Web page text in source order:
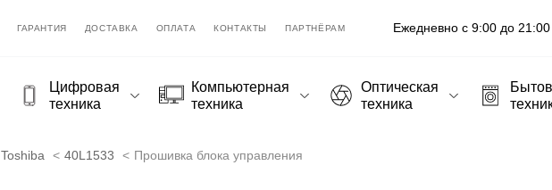
ГАРАНТИЯ ДОСТАВКА ОПЛАТА КОНТАКТЫ ПАРТНЁРАМ Ежедневно с 9:00 до 21:00
Цифровая
техника
Компьютерная
техника
Оптическая
техника
Toshiba 40L1533 Прошивка блока управления